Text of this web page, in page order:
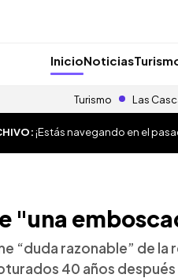
InicioNoticias
Turismo Las
¡Estás navegando en el
"una
“duda razonable” de
40 años